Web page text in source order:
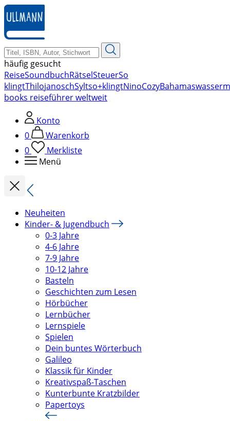
zum
Hauptinhalt
springen
häufig gesucht
ReiseSoundbuchRätselSteuerSo
klingtThilojanoschSyltso+klingtNinoCozyBahamas
books reiseführer weltweit
Konto
0
Warenkorb
0
Merkliste
Menü
Neuheiten
Kinder- & Jugendbuch
0-3 Jahre
4-6 Jahre
7-9 Jahre
10-12 Jahre
Basteln
Geschichten zum Lesen
Hörbücher
Lernbücher
Lernspiele
Spielen
Dein buntes Wörterbuch
Galileo
Klassik für Kinder
Kreativspaß-Taschen
Kunterbunte Kratzbilder
Papertoys